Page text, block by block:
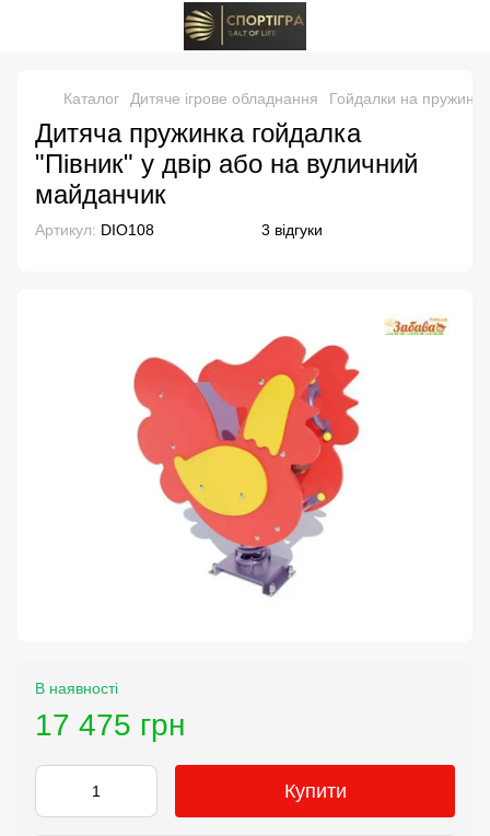
Каталог Дитяче ігрове обладнання Гойдалки на пружині
Дитяча пружинка гойдалка
"Півник" у двір або на вуличний
майданчик
Артикул: DIO108 3 відгуки
В наявності
17 475 грн
Купити